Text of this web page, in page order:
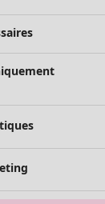
Sjödén
- jusqu'à -70